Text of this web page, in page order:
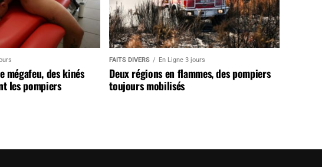
mégafeu, des kinés
les pompiers
FAITS DIVERS En Ligne 3 jours
Deux régions en flammes, des pompiers
toujours mobilisés